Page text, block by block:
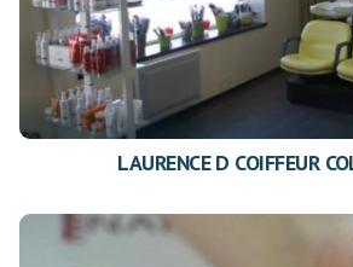
LAURENCE D COIFFEUR